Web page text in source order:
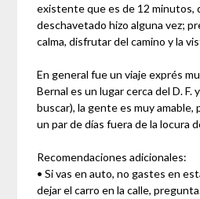
existente que es de 12 minutos,
deschavetado hizo alguna vez;
calma, disfrutar del camino y la
En general fue un viaje exprés
Bernal es un lugar cerca del D. F.
buscar), la gente es muy
un par de días fuera de la locura
Recomendaciones adicionales:
• Si vas en auto, no gastes en
dejar el carro en la calle,